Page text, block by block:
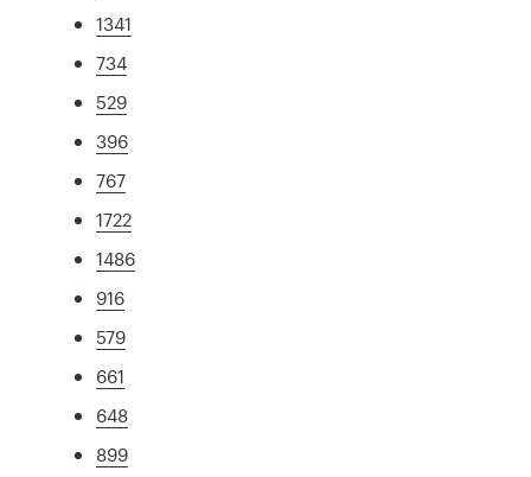
1341
734
529
396
767
1722
1486
916
579
661
648
899